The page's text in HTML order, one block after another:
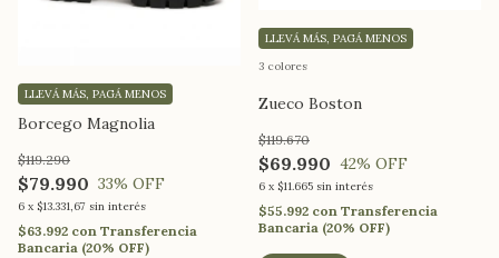
Borcego Magnolia
$79.990
$119.290
33% OFF
6 x $13.331,67 sin interés
LLEVÁ MÁS, PAGÁ MENOS
$63.992 con Transferencia
Bancaria (20% OFF)
Zueco Boston
$69.990
$119.670
42% OFF
6 x $11.665 sin interés
LLEVÁ MÁS, PAGÁ MENOS
$55.992 con Transferencia
Bancaria (20% OFF)
3 colores